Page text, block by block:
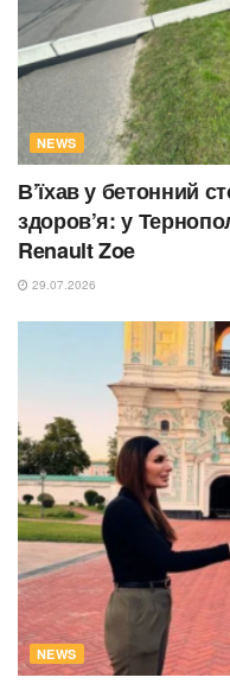
NEWS
В’їхав у бетонний
здоров’я: у
Renault Zoe
29.07.2026
NEWS